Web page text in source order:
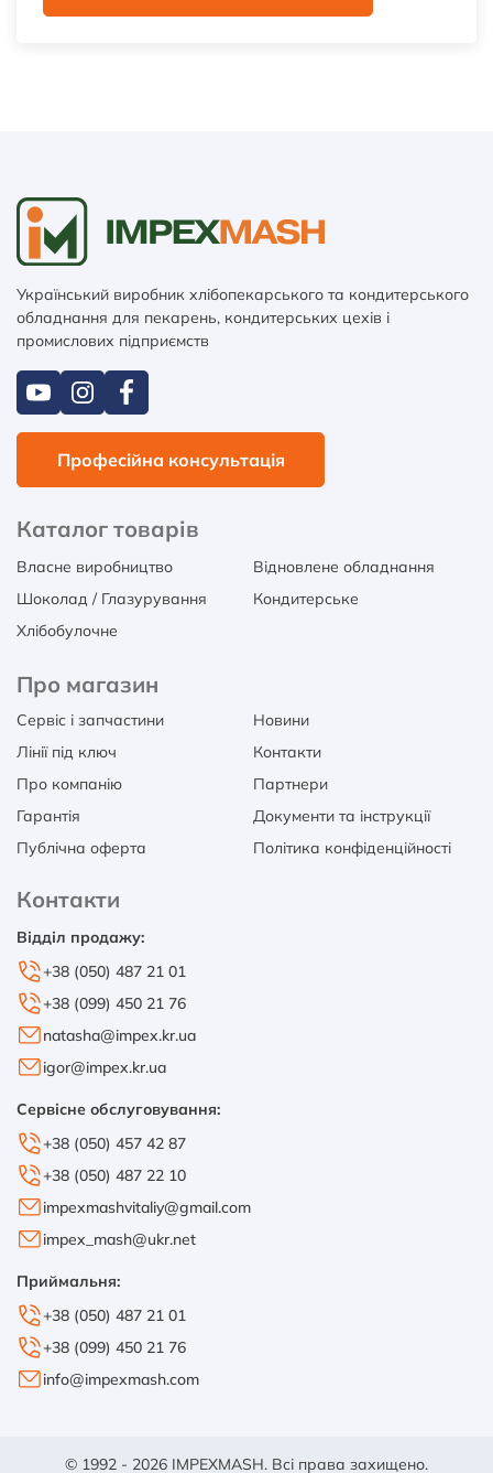
Український виробник хлібопекарського та кондитерського
обладнання для пекарень, кондитерських цехів і
промислових підприємств
Професійна консультація
Каталог товарів
Власне виробництво
Відновлене обладнання
Шоколад / Глазурування
Кондитерське
Хлібобулочне
Про магазин
Сервіс і запчастини
Новини
Лінії під ключ
Контакти
Про компанію
Партнери
Гарантія
Документи та інструкції
Публічна оферта
Політика конфіденційності
Контакти
Відділ продажу:
+38 (050) 487 21 01
+38 (099) 450 21 76
natasha@impex.kr.ua
igor@impex.kr.ua
Сервісне обслуговування:
+38 (050) 457 42 87
+38 (050) 487 22 10
impexmashvitaliy@gmail.com
impex_mash@ukr.net
Приймальня:
+38 (050) 487 21 01
+38 (099) 450 21 76
info@impexmash.com
© 1992 - 2026 IMPEXMASH. Всі права захищено.